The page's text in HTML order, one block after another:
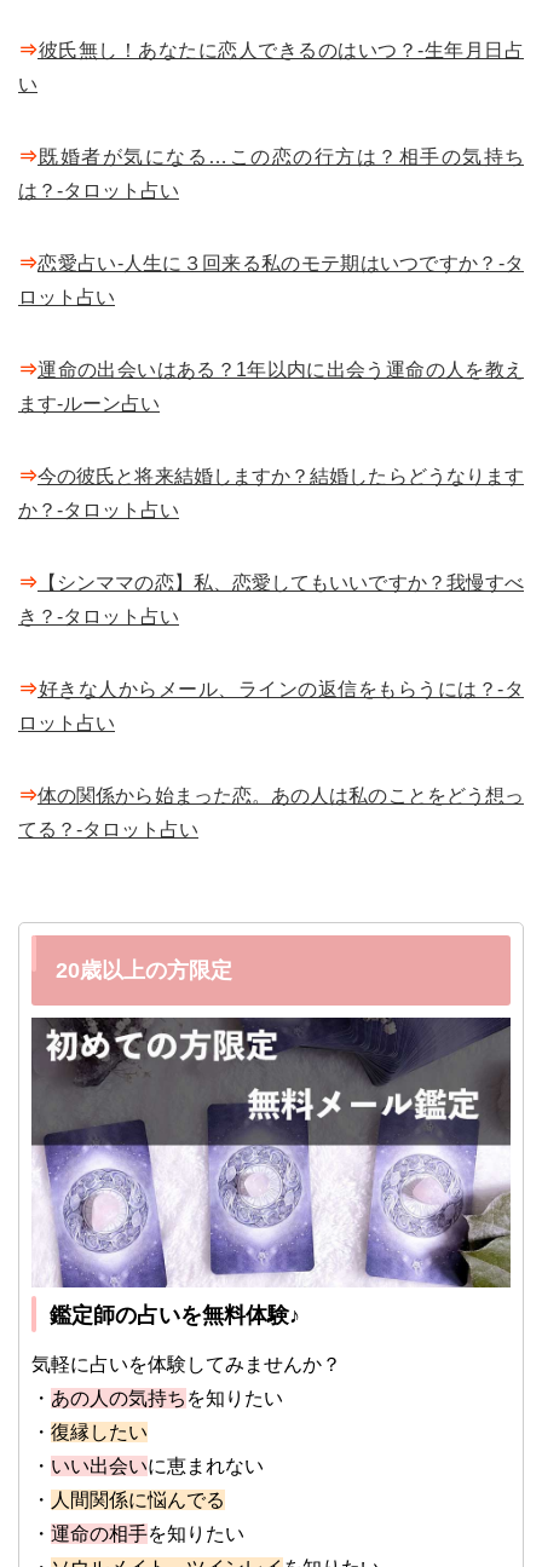
⇒彼氏無し！あなたに恋人できるのはいつ？-生年月日占
い
⇒既婚者が気になる…この恋の行方は？相手の気持ち
は？-タロット占い
⇒恋愛占い-人生に３回来る私のモテ期はいつですか？-タ
ロット占い
⇒運命の出会いはある？1年以内に出会う運命の人を教え
ます-ルーン占い
⇒今の彼氏と将来結婚しますか？結婚したらどうなります
か？-タロット占い
⇒ 【シンママの恋】私、恋愛してもいいですか？我慢すべ
き？-タロット占い
⇒好きな人からメール、ラインの返信をもらうには？-タ
ロット占い
⇒体の関係から始まった恋。あの人は私のことをどう想っ
てる？-タロット占い
20歳以上の方限定
鑑定師の占いを無料体験♪
気軽に占いを体験してみませんか？
・ あの人の気持ち を知りたい
・ 復縁したい
・ いい出会いに恵まれない
・ 人間関係に悩んでる
・ 運命の相手を知りたい